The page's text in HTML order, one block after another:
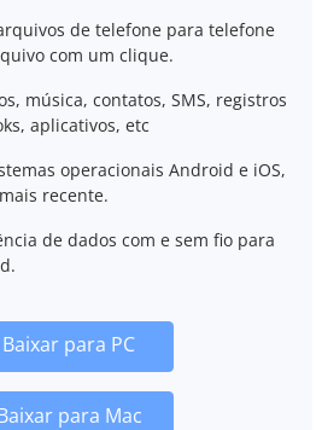
de telefone para telefone
com um clique.
música, contatos, SMS, registros
aplicativos, etc
operacionais Android e iOS,
recente.
de dados com e sem fio para
Baixar para PC
para Mac